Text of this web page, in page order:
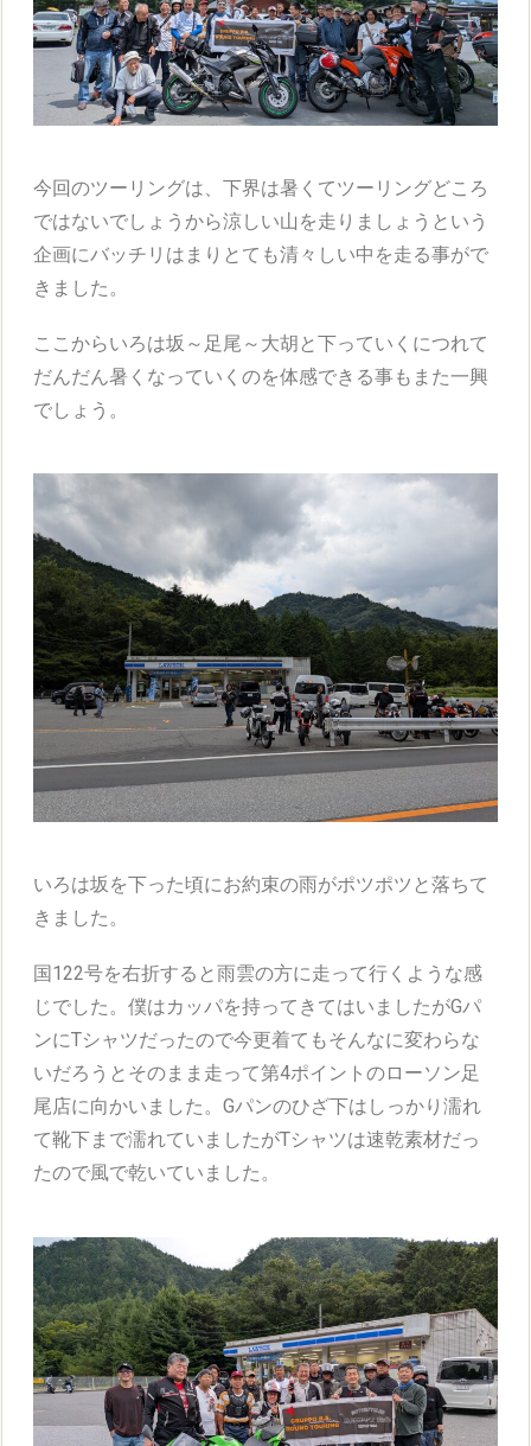
今回のツーリングは、下界は暑くてツーリングどころ
ではないでしょうから涼しい山を走りましょうという
企画にバッチリはまりとても清々しい中を走る事がで
きました。
ここからいろは坂～足尾～大胡と下っていくにつれて
だんだん暑くなっていくのを体感できる事もまた一興
でしょう。
いろは坂を下った頃にお約束の雨がポツポツと落ちて
きました。
国122号を右折すると雨雲の方に走って行くような感
じでした。僕はカッパを持ってきてはいましたがGパ
ンにTシャツだったので今更着てもそんなに変わらな
いだろうとそのまま走って第4ポイントのローソン足
尾店に向かいました。Gパンのひざ下はしっかり濡れ
て靴下まで濡れていましたがTシャツは速乾素材だっ
たので風で乾いていました。